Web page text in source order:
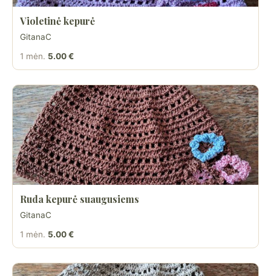
Violetinė kepurė
GitanaC
1 mėn. 5.00 €
Ruda kepurė suaugusiems
GitanaC
1 mėn. 5.00 €